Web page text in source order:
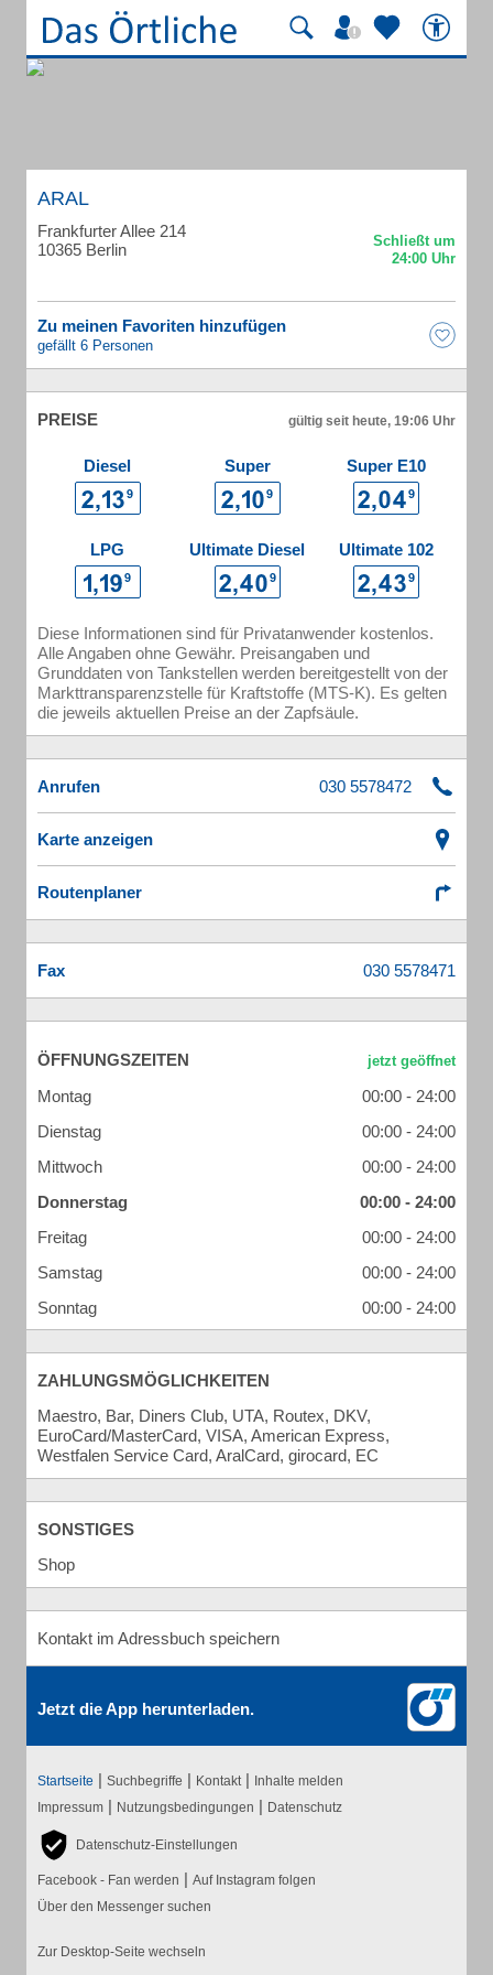
ARAL
Frankfurter Allee 214
10365 Berlin
Zu meinen Favoriten hinzufügen
gefällt 6 Personen
PREISE gültig seit heute, 19:06 Uhr
Diesel Super Super E10
LPG Ultimate Diesel Ultimate 102
Diese Informationen sind für Privatanwender kostenlos.
Alle Angaben ohne Gewähr. Preisangaben und
Grunddaten von Tankstellen werden bereitgestellt von der
Markttransparenzstelle für Kraftstoffe (MTS-K). Es gelten
die jeweils aktuellen Preise an der Zapfsäule.
Anrufen
Karte anzeigen
Routenplaner
Fax
ÖFFNUNGSZEITEN
Montag
00:00 - 24:00
Dienstag
00:00 - 24:00
Mittwoch
00:00 - 24:00
Donnerstag
00:00 - 24:00
Freitag
00:00 - 24:00
Samstag
00:00 - 24:00
Sonntag
00:00 - 24:00
ZAHLUNGSMÖGLICHKEITEN
Maestro, Bar, Diners Club, UTA, Routex, DKV,
EuroCard/MasterCard, VISA, American Express,
Westfalen Service Card, AralCard, girocard, EC
SONSTIGES
Shop
Kontakt im Adressbuch speichern
Jetzt die App herunterladen.
Startseite | Suchbegriffe | Kontakt | Inhalte melden
Impressum | Nutzungsbedingungen | Datenschutz
Datenschutz-Einstellungen
Facebook - Fan werden | Auf Instagram folgen
Über den Messenger suchen
Zur Desktop-Seite wechseln